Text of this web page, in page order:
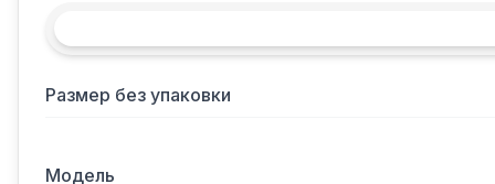
Размер без упаковки
Модель